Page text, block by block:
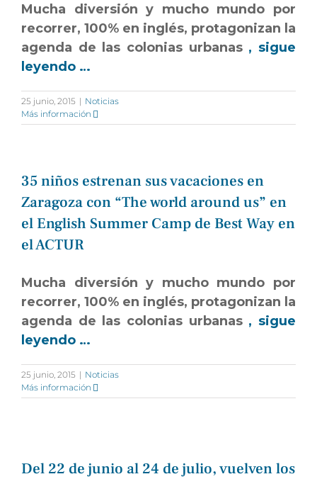
Mucha diversión y mucho mundo por
recorrer, 100% en inglés, protagonizan la
agenda de las colonias urbanas , sigue
leyendo …
25 junio, 2015 | Noticias
Más información
35 niños estrenan sus vacaciones en
Zaragoza con “The world around us” en
el English Summer Camp de Best Way en
el ACTUR
Mucha diversión y mucho mundo por
recorrer, 100% en inglés, protagonizan la
agenda de las colonias urbanas , sigue
leyendo …
25 junio, 2015 | Noticias
Más información
​Del 22 de junio al 24 de julio, vuelven los